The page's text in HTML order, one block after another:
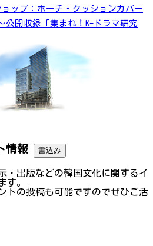
ップ：ポーチ・クッションカバー
公開収録「集まれ！K-ドラマ研究
情報 書込み
・出版などの韓国文化に関するイ
す。
トの投稿も可能ですのでぜひご活